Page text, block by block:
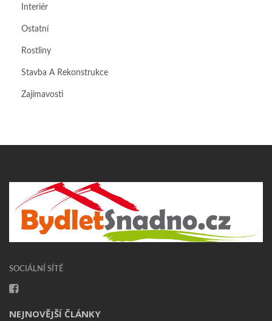
Interiér
Ostatní
Rostliny
Stavba A Rekonstrukce
Zajímavosti
SOCIÁLNÍ SÍTĚ
NEJNOVĚJŠÍ ČLÁNKY